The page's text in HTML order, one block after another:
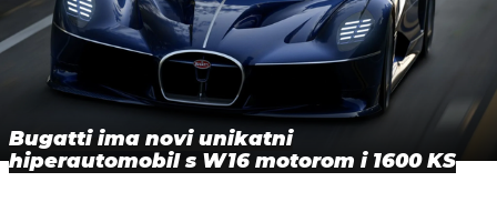
Bugatti ima novi unikatni
hiperautomobil s W16 motorom i 1600 KS